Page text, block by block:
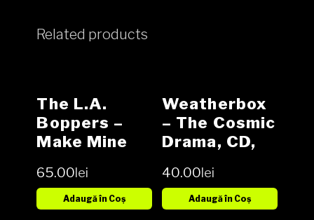
Related products
The L.A.
Boppers ‎–
Make Mine
LP, Album
media EX
65.00lei
Adaugă în Coș
Weatherbox
– The Cosmic
Drama, CD,
40.00lei
Adaugă în Coș